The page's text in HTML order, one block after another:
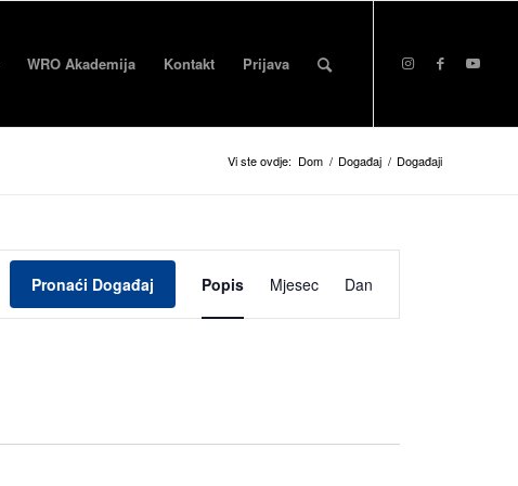
WRO Akademija Kontakt Prijava
Vi ste ovdje: Dom / Događaj / Događaji
Pronaći Događaj
Događaj
Pogled
Popis Mjesec Dan